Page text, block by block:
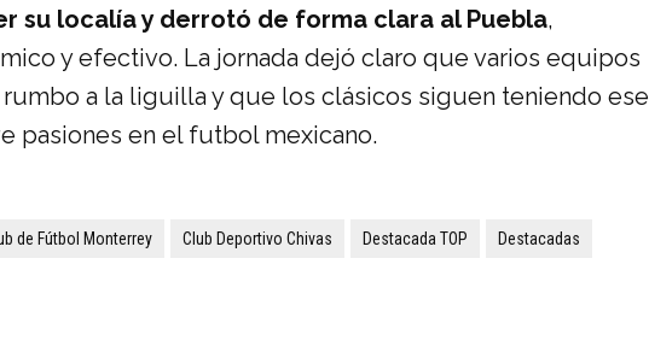
su localía y derrotó de forma clara al Puebla,
y efectivo. La jornada dejó claro que varios equipos
a la liguilla y que los clásicos siguen teniendo ese
pasiones en el futbol mexicano.
de Fútbol Monterrey Club Deportivo Chivas Destacada TOP Destacadas